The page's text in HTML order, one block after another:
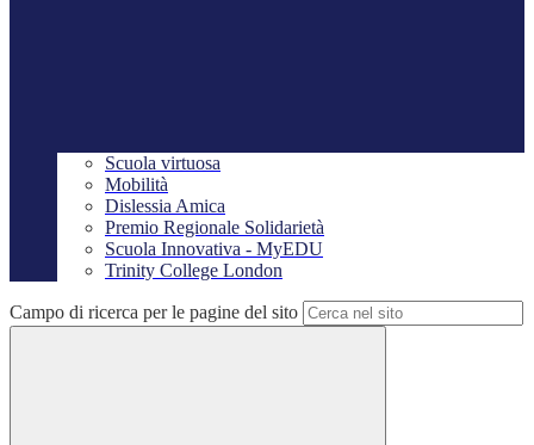
Scuola virtuosa
Mobilità
Dislessia Amica
Premio Regionale Solidarietà
Scuola Innovativa - MyEDU
Trinity College London
Campo di ricerca per le pagine del sito